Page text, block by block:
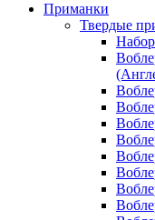
Приманки
Твердые